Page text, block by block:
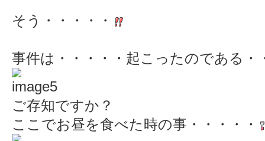
そう・・・・・
事件は・・・・・起こったのである・
ご存知ですか？
ここでお昼を食べた時の事・・・・・